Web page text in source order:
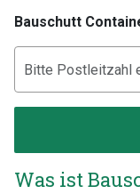
Bauschutt
Was ist